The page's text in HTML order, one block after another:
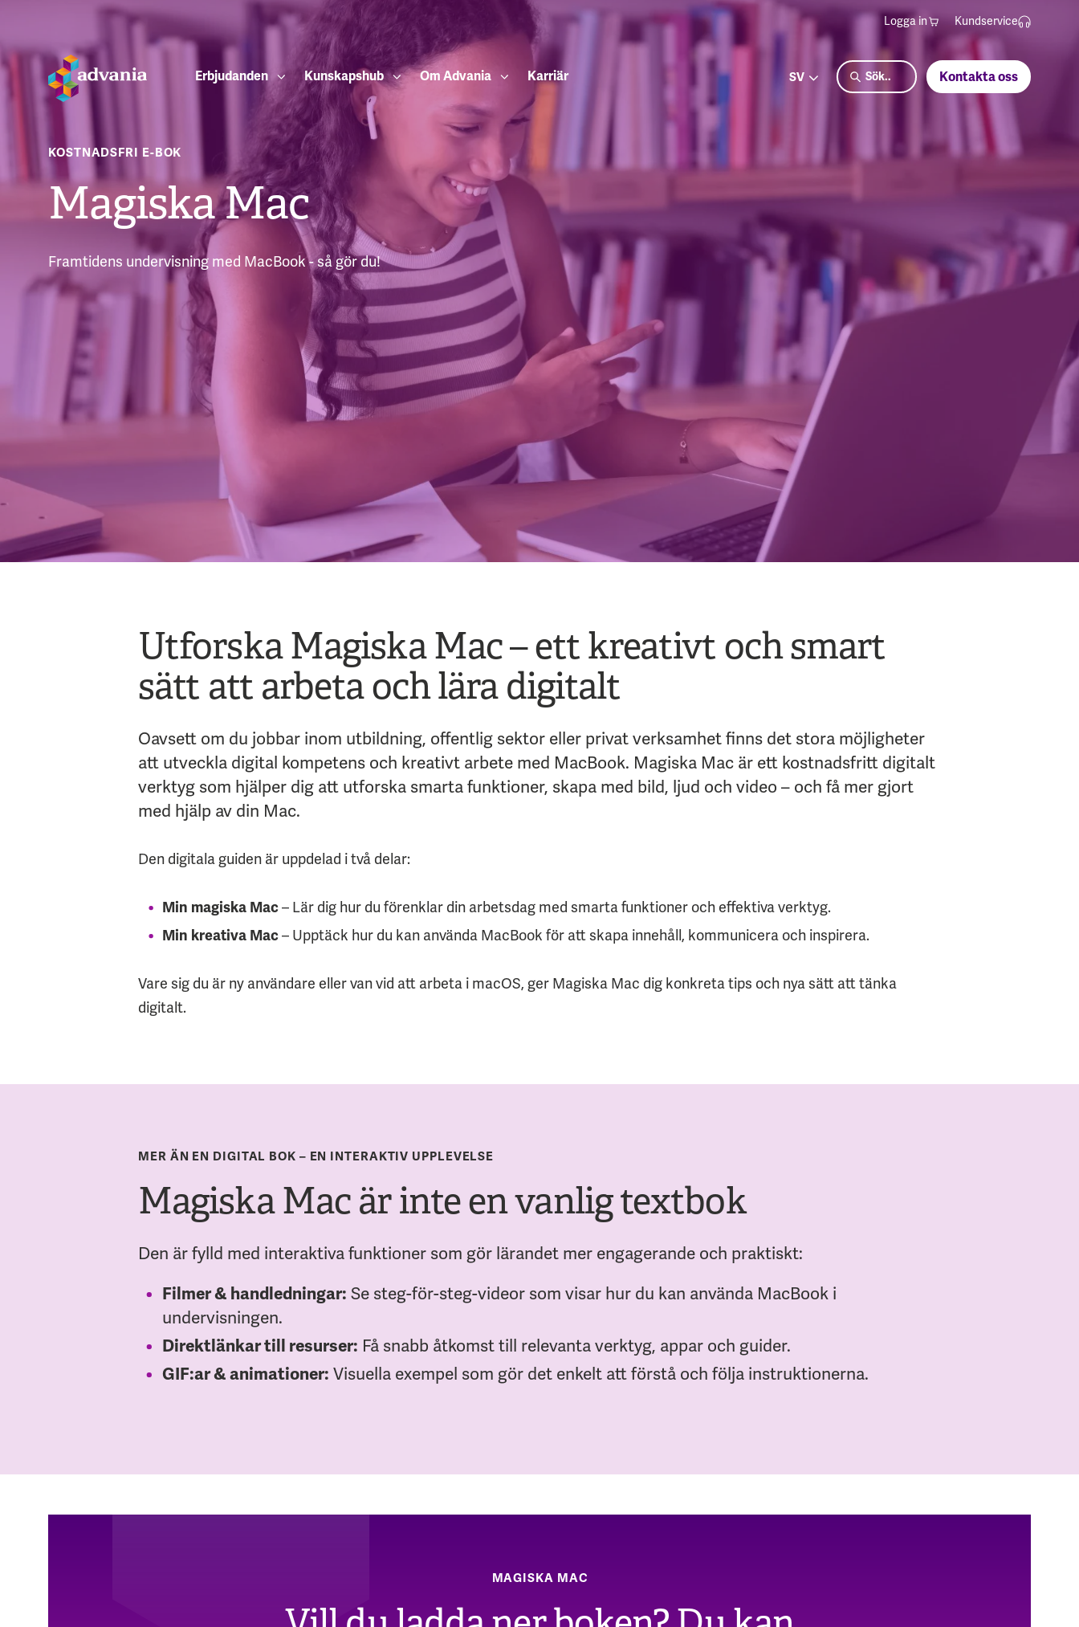
Logga in Kundservice
Erbjudanden Kunskapshub Om Advania Karriär SV Kontakta oss
KOSTNADSFRI E-BOK
Magiska Mac
Framtidens undervisning med MacBook - så gör du!
Utforska Magiska Mac – ett kreativt och smart
sätt att arbeta och lära digitalt
Oavsett om du jobbar inom utbildning, offentlig sektor eller privat verksamhet finns det stora möjligheter
att utveckla digital kompetens och kreativt arbete med MacBook. Magiska Mac är ett kostnadsfritt digitalt
verktyg som hjälper dig att utforska smarta funktioner, skapa med bild, ljud och video – och få mer gjort
med hjälp av din Mac.
Den digitala guiden är uppdelad i två delar:
Min magiska Mac– Lär dig hur du förenklar din arbetsdag med smarta funktioner och effektiva verktyg.
Min kreativa Mac– Upptäck hur du kan använda MacBook för att skapa innehåll, kommunicera och inspirera.
Vare sig du är ny användare eller van vid att arbeta i macOS, ger Magiska Mac dig konkreta tips och nya sätt att tänka
digitalt.
MER ÄN EN DIGITAL BOK – EN INTERAKTIV UPPLEVELSE
Magiska Mac är inte en vanlig textbok
Den är fylld med interaktiva funktioner som gör lärandet mer engagerande och praktiskt:
Filmer & handledningar: Se steg-för-steg-videor som visar hur du kan använda MacBook i
undervisningen.
Direktlänkar till resurser: Få snabb åtkomst till relevanta verktyg, appar och guider.
GIF:ar & animationer: Visuella exempel som gör det enkelt att förstå och följa instruktionerna.
MAGISKA MAC